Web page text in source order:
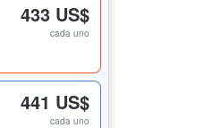
433 US$
cada uno
441 US$
cada uno